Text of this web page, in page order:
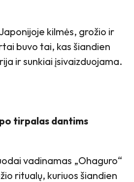
kilmės, grožio ir
buvo tai, kas šiandien
ir sunkiai įsivaizduojama.
tirpalas dantims
vadinamas „Ohaguro“
ritualų, kuriuos šiandien